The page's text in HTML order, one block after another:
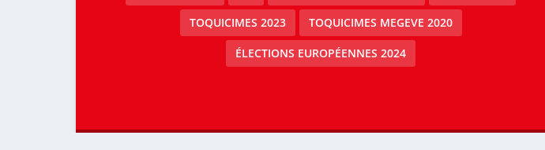
TOQUICIMES 2023 TOQUICIMES MEGEVE 2020
ÉLECTIONS EUROPÉENNES 2024